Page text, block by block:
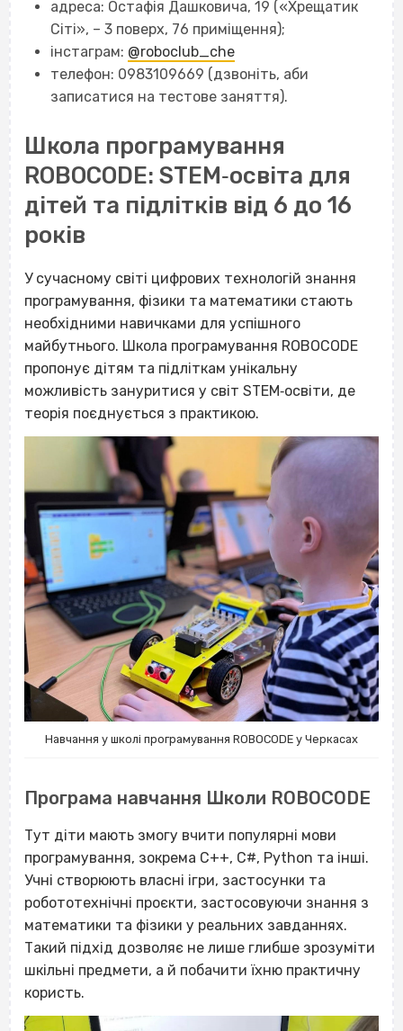
адреса: Остафія Дашковича, 19 («Хрещатик
Сіті», – 3 поверх, 76 приміщення);
інстаграм: @roboclub_che
телефон: 0983109669 (дзвоніть, аби
записатися на тестове заняття).
Школа програмування
ROBOCODE: STEM‐освіта для
дітей та підлітків від 6 до 16
років
У сучасному світі цифрових технологій знання
програмування, фізики та математики стають
необхідними навичками для успішного
майбутнього. Школа програмування ROBOCODE
пропонує дітям та підліткам унікальну
можливість зануритися у світ STEM‐освіти, де
теорія поєднується з практикою.
Навчання у школі програмування ROBOCODE у Черкасах
Програма навчання Школи ROBOCODE
Тут діти мають змогу вчити популярні мови
програмування, зокрема C++, С#, Python та інші.
Учні створюють власні ігри, застосунки та
робототехнічні проєкти, застосовуючи знання з
математики та фізики у реальних завданнях.
Такий підхід дозволяє не лише глибше зрозуміти
шкільні предмети, а й побачити їхню практичну
користь.